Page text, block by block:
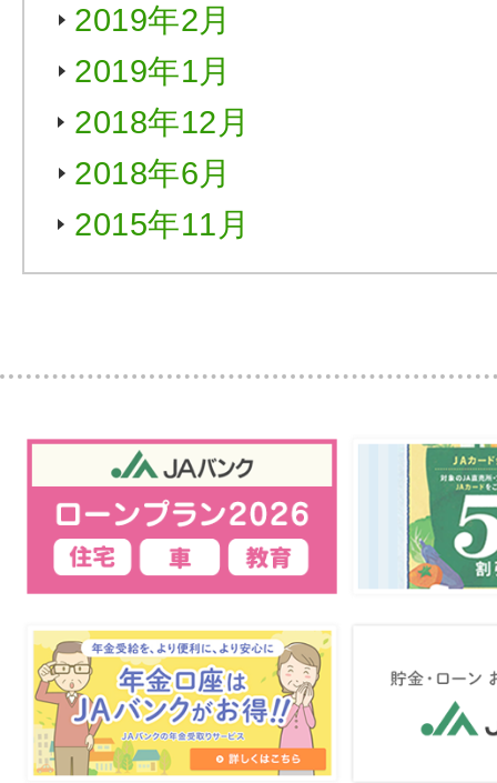
2019年2月
2019年1月
2018年12月
2018年6月
2015年11月